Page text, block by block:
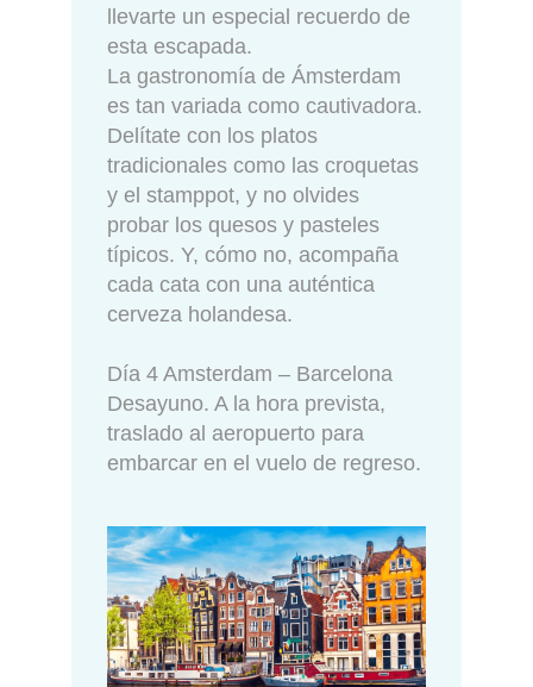
llevarte un especial recuerdo de
esta escapada.
La gastronomía de Ámsterdam
es tan variada como cautivadora.
Delítate con los platos
tradicionales como las croquetas
y el stamppot, y no olvides
probar los quesos y pasteles
típicos. Y, cómo no, acompaña
cada cata con una auténtica
cerveza holandesa.
Día 4 Amsterdam – Barcelona
Desayuno. A la hora prevista,
traslado al aeropuerto para
embarcar en el vuelo de regreso.